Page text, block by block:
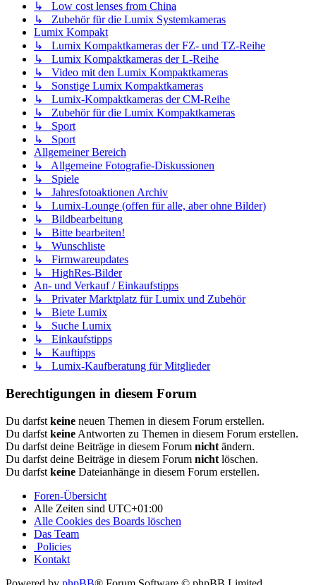
↳ Low cost lenses from China
↳ Zubehör für die Lumix Systemkameras
Lumix Kompakt
↳ Lumix Kompaktkameras der FZ- und TZ-Reihe
↳ Lumix Kompaktkameras der L-Reihe
↳ Video mit den Lumix Kompaktkameras
↳ Sonstige Lumix Kompaktkameras
↳ Lumix-Kompaktkameras der CM-Reihe
↳ Zubehör für die Lumix Kompaktkameras
↳ Sport
↳ Sport
Allgemeiner Bereich
↳ Allgemeine Fotografie-Diskussionen
↳ Spiele
↳ Jahresfotoaktionen Archiv
↳ Lumix-Lounge (offen für alle, aber ohne Bilder)
↳ Bildbearbeitung
↳ Bitte bearbeiten!
↳ Wunschliste
↳ Firmwareupdates
↳ HighRes-Bilder
An- und Verkauf / Einkaufstipps
↳ Privater Marktplatz für Lumix und Zubehör
↳ Biete Lumix
↳ Suche Lumix
↳ Einkaufstipps
↳ Kauftipps
↳ Lumix-Kaufberatung für Mitglieder
Berechtigungen in diesem Forum
Du darfst keine neuen Themen in diesem Forum erstellen.
Du darfst keine Antworten zu Themen in diesem Forum erstellen.
Du darfst deine Beiträge in diesem Forum nicht ändern.
Du darfst deine Beiträge in diesem Forum nicht löschen.
Du darfst keine Dateianhänge in diesem Forum erstellen.
Foren-Übersicht
Alle Zeiten sind UTC+01:00
Alle Cookies des Boards löschen
Das Team
Policies
Kontakt